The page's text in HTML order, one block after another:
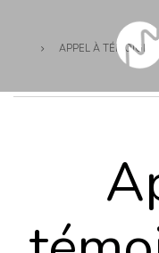
content
Breadcrumb
APPEL À